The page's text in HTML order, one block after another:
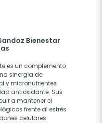
Bienestar
es un complemento
sinergia de
y micronutrientes
antioxidante. Sus
a mantener el
frente al estrés
celulares.